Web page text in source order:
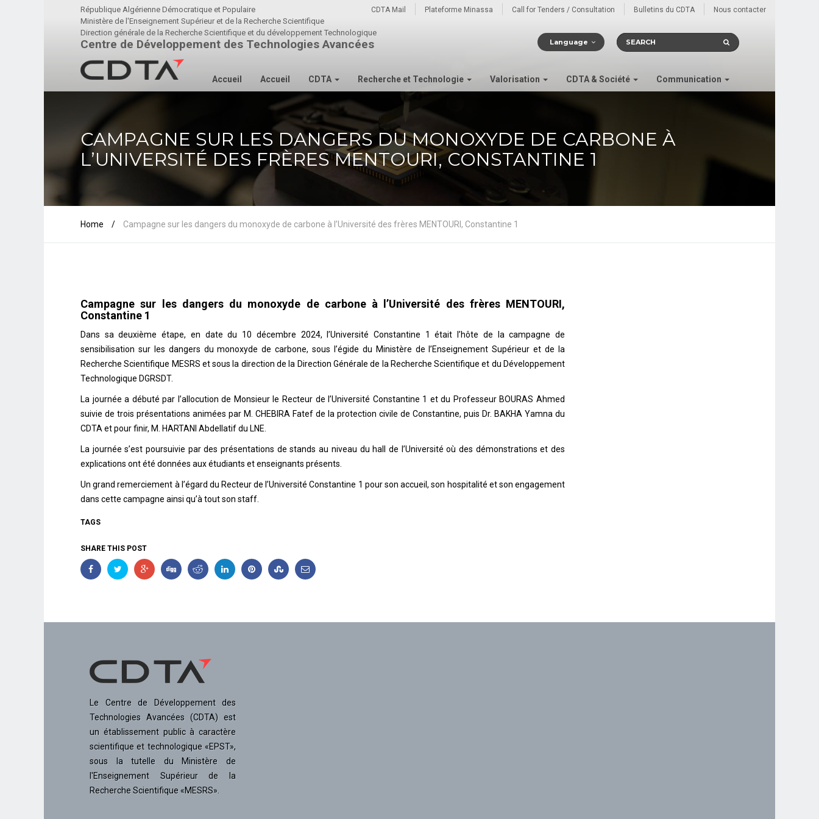
Nous contacter
Bulletins du CDTA
Call for Tenders / Consultation
Plateforme Minassa
CDTA Mail
Language
République Algérienne Démocratique et Populaire
Ministère de l'Enseignement Supérieur et de la Recherche Scientifique
Direction générale de la Recherche Scientifique et du développement Technologique
Centre de Développement des Technologies Avancées
Accueil Accueil CDTA Recherche et Technologie Valorisation CDTA & Société Communication
CAMPAGNE SUR LES DANGERS DU MONOXYDE DE CARBONE À
L’UNIVERSITÉ DES FRÈRES MENTOURI, CONSTANTINE 1
Home / Campagne sur les dangers du monoxyde de carbone à l’Université des frères MENTOURI, Constantine 1
Campagne sur les dangers du monoxyde de carbone à l’Université des frères MENTOURI,
Constantine 1
Dans sa deuxième étape, en date du 10 décembre 2024, l’Université Constantine 1 était l’hôte de la campagne de
sensibilisation sur les dangers du monoxyde de carbone, sous l’égide du Ministère de l’Enseignement Supérieur et de la
Recherche Scientifique MESRS et sous la direction de la Direction Générale de la Recherche Scientifique et du Développement
Technologique DGRSDT.
La journée a débuté par l’allocution de Monsieur le Recteur de l’Université Constantine 1 et du Professeur BOURAS Ahmed
suivie de trois présentations animées par M. CHEBIRA Fatef de la protection civile de Constantine, puis Dr. BAKHA Yamna du
CDTA et pour finir, M. HARTANI Abdellatif du LNE.
La journée s’est poursuivie par des présentations de stands au niveau du hall de l’Université où des démonstrations et des
explications ont été données aux étudiants et enseignants présents.
Un grand remerciement à l’égard du Recteur de l’Université Constantine 1 pour son accueil, son hospitalité et son engagement
dans cette campagne ainsi qu’à tout son staff.
TAGS
SHARE THIS POST
Le Centre de Développement des
Technologies Avancées (CDTA) est
un établissement public à caractère
scientifique et technologique «EPST»,
sous la tutelle du Ministère de
l'Enseignement Supérieur de la
Recherche Scientifique «MESRS».